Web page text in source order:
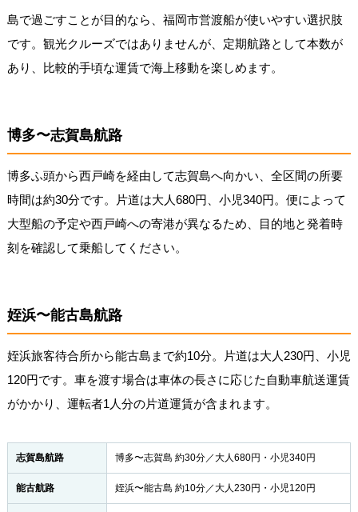
島で過ごすことが目的なら、福岡市営渡船が使いやすい選択肢
です。観光クルーズではありませんが、定期航路として本数が
あり、比較的手頃な運賃で海上移動を楽しめます。
博多〜志賀島航路
博多ふ頭から西戸崎を経由して志賀島へ向かい、全区間の所要
時間は約30分です。片道は大人680円、小児340円。便によって
大型船の予定や西戸崎への寄港が異なるため、目的地と発着時
刻を確認して乗船してください。
姪浜〜能古島航路
姪浜旅客待合所から能古島まで約10分。片道は大人230円、小児
120円です。車を渡す場合は車体の長さに応じた自動車航送運賃
がかかり、運転者1人分の片道運賃が含まれます。
志賀島航路 博多〜志賀島 約30分／大人680円・小児340円
能古航路 姪浜〜能古島 約10分／大人230円・小児120円